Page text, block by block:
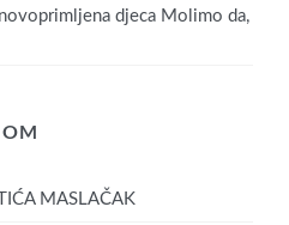
djeca Molimo da,
MASLAČAK